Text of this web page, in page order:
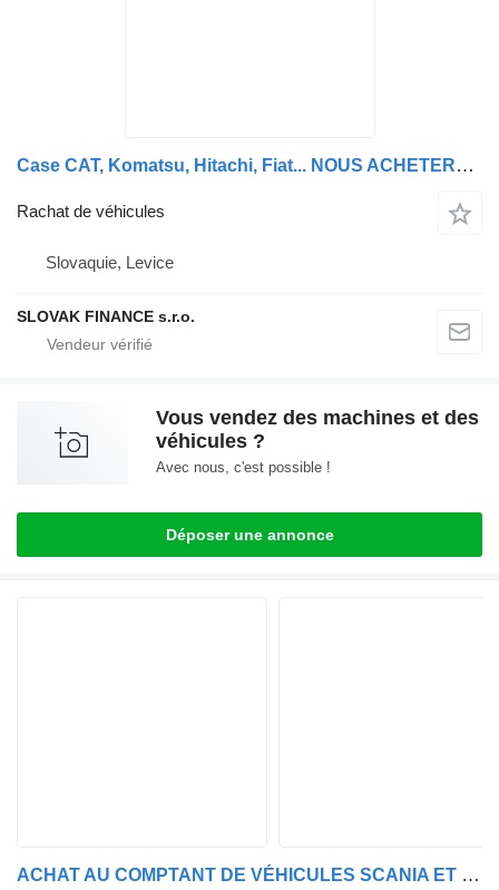
Case CAT, Komatsu, Hitachi, Fiat... NOUS ACHETERONS VOTRE MACHINE À UN PRIX EXCEPTIONNEL, en supplément
Rachat de véhicules
Slovaquie, Levice
SLOVAK FINANCE s.r.o.
Vous vendez des machines et des
véhicules ?
Avec nous, c'est possible !
Déposer une annonce
ACHAT AU COMPTANT DE VÉHICULES SCANIA ET DAF